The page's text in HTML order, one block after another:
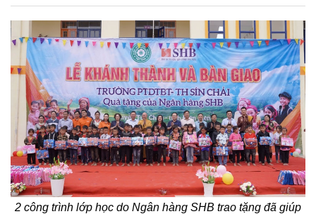
2 công trình lớp học do Ngân hàng SHB trao tặng đã giúp